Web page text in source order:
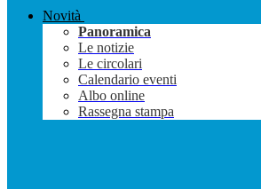
Novità
Panoramica
Le notizie
Le circolari
Calendario eventi
Albo online
Rassegna stampa